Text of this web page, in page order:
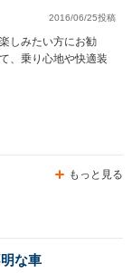
658cc
2016/06/25投稿
しみたい方にお勧
、乗り心地や快適装
もっと見る
な車